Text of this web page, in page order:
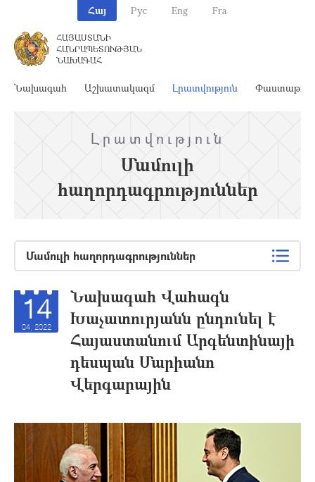
Հայ Рус Eng Fra
ՀԱՅԱՍՏԱՆԻ
ՀԱՆՐԱՊԵՏՈՒԹՅԱՆ
ՆԱԽԱԳԱՀ
Նախագահ Աշխատակազմ Լրատվություն
Լրատվություն
Մամուլի
հաղորդագրություններ
Մամուլի հաղորդագրություններ
14
04, 2022
Նախագահ Վահագն
Խաչատուրյանն ընդունել է
Հայաստանում Արգենտինայի
դեսպան Մարիանո
Վերգարային